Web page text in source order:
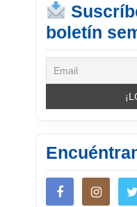
boletín